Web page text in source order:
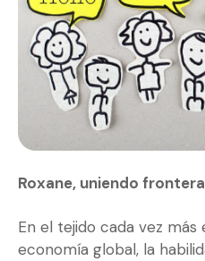
Roxane, uniendo
En el tejido cada vez más
economía global, la